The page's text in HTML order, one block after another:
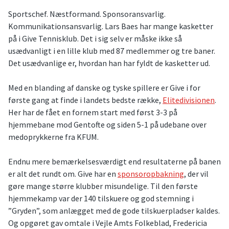
Sportschef. Næstformand. Sponsoransvarlig.
Kommunikationsansvarlig. Lars Baes har mange kasketter
på i Give Tennisklub. Det i sig selv er måske ikke så
usædvanligt i en lille klub med 87 medlemmer og tre baner.
Det usædvanlige er, hvordan han har fyldt de kasketter ud.
Med en blanding af danske og tyske spillere er Give i for
første gang at finde i landets bedste række, Elitedivisionen.
Her har de fået en fornem start med først 3-3 på
hjemmebane mod Gentofte og siden 5-1 på udebane over
medoprykkerne fra KFUM.
Endnu mere bemærkelsesværdigt end resultaterne på banen
er alt det rundt om. Give har en sponsoropbakning, der vil
gøre mange større klubber misundelige. Til den første
hjemmekamp var der 140 tilskuere og god stemning i
”Gryden”, som anlægget med de gode tilskuerpladser kaldes.
Og opgøret gav omtale i Vejle Amts Folkeblad, Fredericia